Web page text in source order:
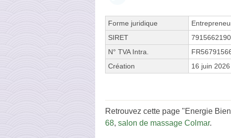
Forme juridique
SIRET
N° TVA Intra.
Création
16 juin 2026
Retrouvez cette page "Energie
68, salon de massage Colmar.